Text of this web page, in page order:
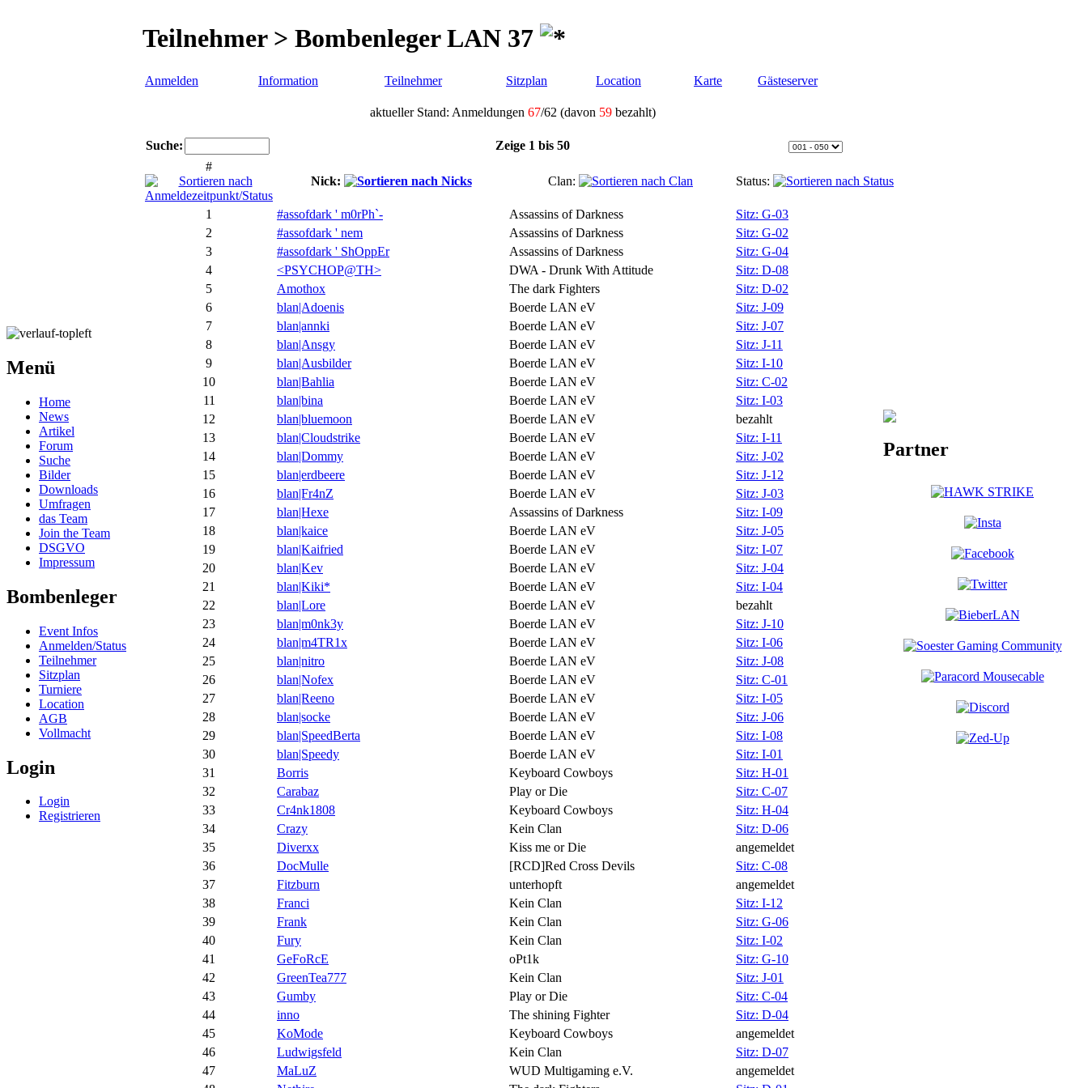
Menü
Home
News
Artikel
Forum
Suche
Bilder
Downloads
Umfragen
das Team
Join the Team
DSGVO
Impressum
Bombenleger
Event Infos
Anmelden/Status
Teilnehmer
Sitzplan
Turniere
Location
AGB
Vollmacht
Login
Login
Registrieren
Teilnehmer > Bombenleger LAN 37
Anmelden Information Teilnehmer Sitzplan Location Karte Gästeserver
aktueller Stand: Anmeldungen 67/62 (davon 59 bezahlt)
Suche:
Zeige 1 bis 50
#
Nick:
Clan: Status:
1 #assofdark ' m0rPh`- Assassins of Darkness
Sitz: G-03
2
#assofdark ' nem Assassins of Darkness
Sitz: G-02
3
#assofdark ' ShOppEr Assassins of Darkness
Sitz: G-04
4
<PSYCHOP@TH> DWA - Drunk With Attitude
Sitz: D-08
5
Amothox The dark Fighters
Sitz: D-02
6
blan|Adoenis Boerde LAN eV
Sitz: J-09
7
blan|annki Boerde LAN eV
Sitz: J-07
8
blan|Ansgy Boerde LAN eV
Sitz: J-11
9
blan|Ausbilder Boerde LAN eV
Sitz: I-10
10
blan|Bahlia Boerde LAN eV
Sitz: C-02
11
blan|bina Boerde LAN eV
Sitz: I-03
12
blan|bluemoon Boerde LAN eV
bezahlt
13
blan|Cloudstrike Boerde LAN eV
Sitz: I-11
14
blan|Dommy Boerde LAN eV
Sitz: J-02
15
blan|erdbeere Boerde LAN eV
Sitz: J-12
16
blan|Fr4nZ Boerde LAN eV
Sitz: J-03
17
blan|Hexe Assassins of Darkness
Sitz: I-09
18
blan|kaice Boerde LAN eV
Sitz: J-05
19
blan|Kaifried Boerde LAN eV
Sitz: I-07
20
blan|Kev Boerde LAN eV
Sitz: J-04
21
blan|Kiki* Boerde LAN eV
Sitz: I-04
22
blan|Lore Boerde LAN eV
bezahlt
23
blan|m0nk3y Boerde LAN eV
Sitz: J-10
24
blan|m4TR1x Boerde LAN eV
Sitz: I-06
25
blan|nitro Boerde LAN eV
Sitz: J-08
26
blan|Nofex Boerde LAN eV
Sitz: C-01
27
blan|Reeno Boerde LAN eV
Sitz: I-05
28
blan|socke Boerde LAN eV
Sitz: J-06
29
blan|SpeedBerta Boerde LAN eV
Sitz: I-08
30
blan|Speedy Boerde LAN eV
Sitz: I-01
31
Borris Keyboard Cowboys
Sitz: H-01
32
Carabaz Play or Die
Sitz: C-07
33
Cr4nk1808 Keyboard Cowboys
Sitz: H-04
34
Crazy Kein Clan
Sitz: D-06
35
Diverxx Kiss me or Die
angemeldet
36
DocMulle [RCD]Red Cross Devils
Sitz: C-08
37
Fitzburn unterhopft
angemeldet
38
Franci Kein Clan
Sitz: I-12
39
Frank Kein Clan
Sitz: G-06
40
Fury Kein Clan
Sitz: I-02
41
GeFoRcE oPt1k
Sitz: G-10
42
GreenTea777 Kein Clan
Sitz: J-01
43
Gumby Play or Die
Sitz: C-04
44
inno The shining Fighter
Sitz: D-04
45
KoMode Keyboard Cowboys
angemeldet
46
Ludwigsfeld Kein Clan
Sitz: D-07
47
MaLuZ WUD Multigaming e.V.
angemeldet
Partner